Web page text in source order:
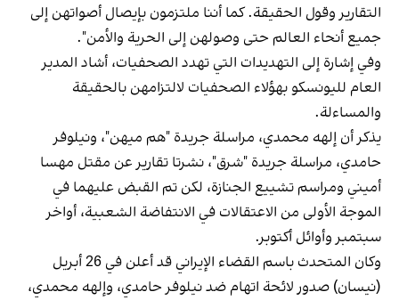
التقارير وقول الحقيقة. كما أننا ملتزمون بإيصال أصواتهن إلى
جميع أنحاء العالم حتى وصولهن إلى الحرية والأمن".
وفي إشارة إلى التهديدات التي تهدد الصحفيات، أشاد المدير
العام لليونسكو بهؤلاء الصحفيات لالتزامهن بالحقيقة
والمساءلة.
يذكر أن إلهه محمدي، مراسلة جريدة "هم ميهن"، ونيلوفر
حامدي، مراسلة جريدة "شرق"، نشرتا تقارير عن مقتل مهسا
أميني ومراسم تشييع الجنازة، لكن تم القبض عليهما في
الموجة الأولى من الاعتقالات في الانتفاضة الشعبية، أواخر
سبتمبر وأوائل أكتوبر.
وكان المتحدث باسم القضاء الإيراني قد أعلن في 26 أبريل
(نيسان) صدور لائحة اتهام ضد نيلوفر حامدي، وإلهه محمدي،